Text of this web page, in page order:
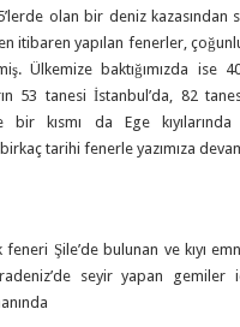
olan bir deniz kazasından
itibaren yapılan fenerler,
Ülkemize baktığımızda ise
53 tanesi İstanbul’da, 82
bir kısmı da Ege kıyılarında
tarihi fenerle yazımıza
feneri Şile’de bulunan ve kıyı
seyir yapan gemiler